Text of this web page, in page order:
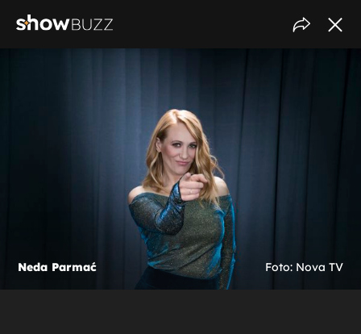
Neda Parmać Foto: Nova TV